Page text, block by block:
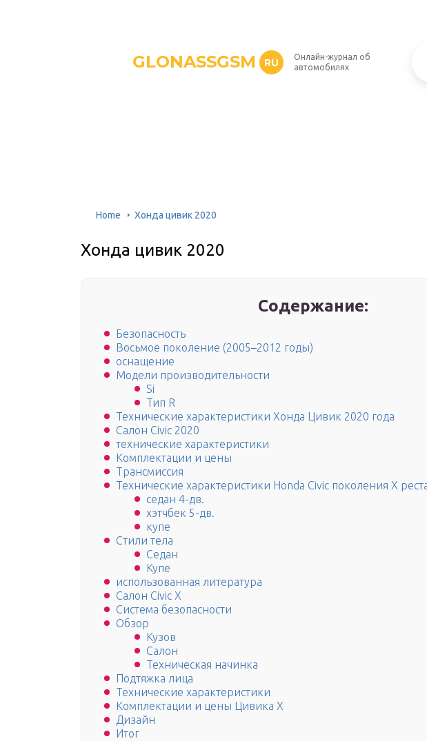
GLONASSGSM RU
Онлайн-журнал об
автомобилях
Home Хонда цивик 2020
Хонда цивик 2020
Содержание:
Безопасность
Восьмое поколение (2005–2012 годы)
оснащение
Модели производительности
Si
Тип R
Технические характеристики Хонда Цивик 2020 года
Салон Civic 2020
технические характеристики
Комплектации и цены
Трансмиссия
Технические характеристики Honda Civic поколения X
седан 4-дв.
хэтчбек 5-дв.
купе
Стили тела
Седан
Купе
использованная литература
Салон Civic X
Система безопасности
Обзор
Кузов
Салон
Техническая начинка
Подтяжка лица
Технические характеристики
Комплектации и цены Цивика X
Дизайн
Итог